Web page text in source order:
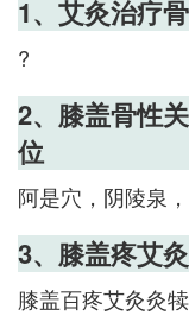
1、艾灸治疗
?
2、膝盖骨性
位
阿是穴，阴陵泉
3、膝盖疼艾
膝盖百疼艾灸灸